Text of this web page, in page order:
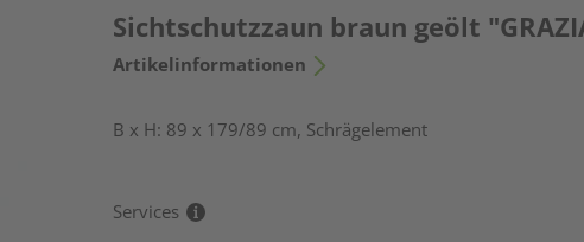
Sichtschutzzaun braun geölt
Artikelinformationen
B x H: 89 x 179/89 cm, Schrägelement
Services